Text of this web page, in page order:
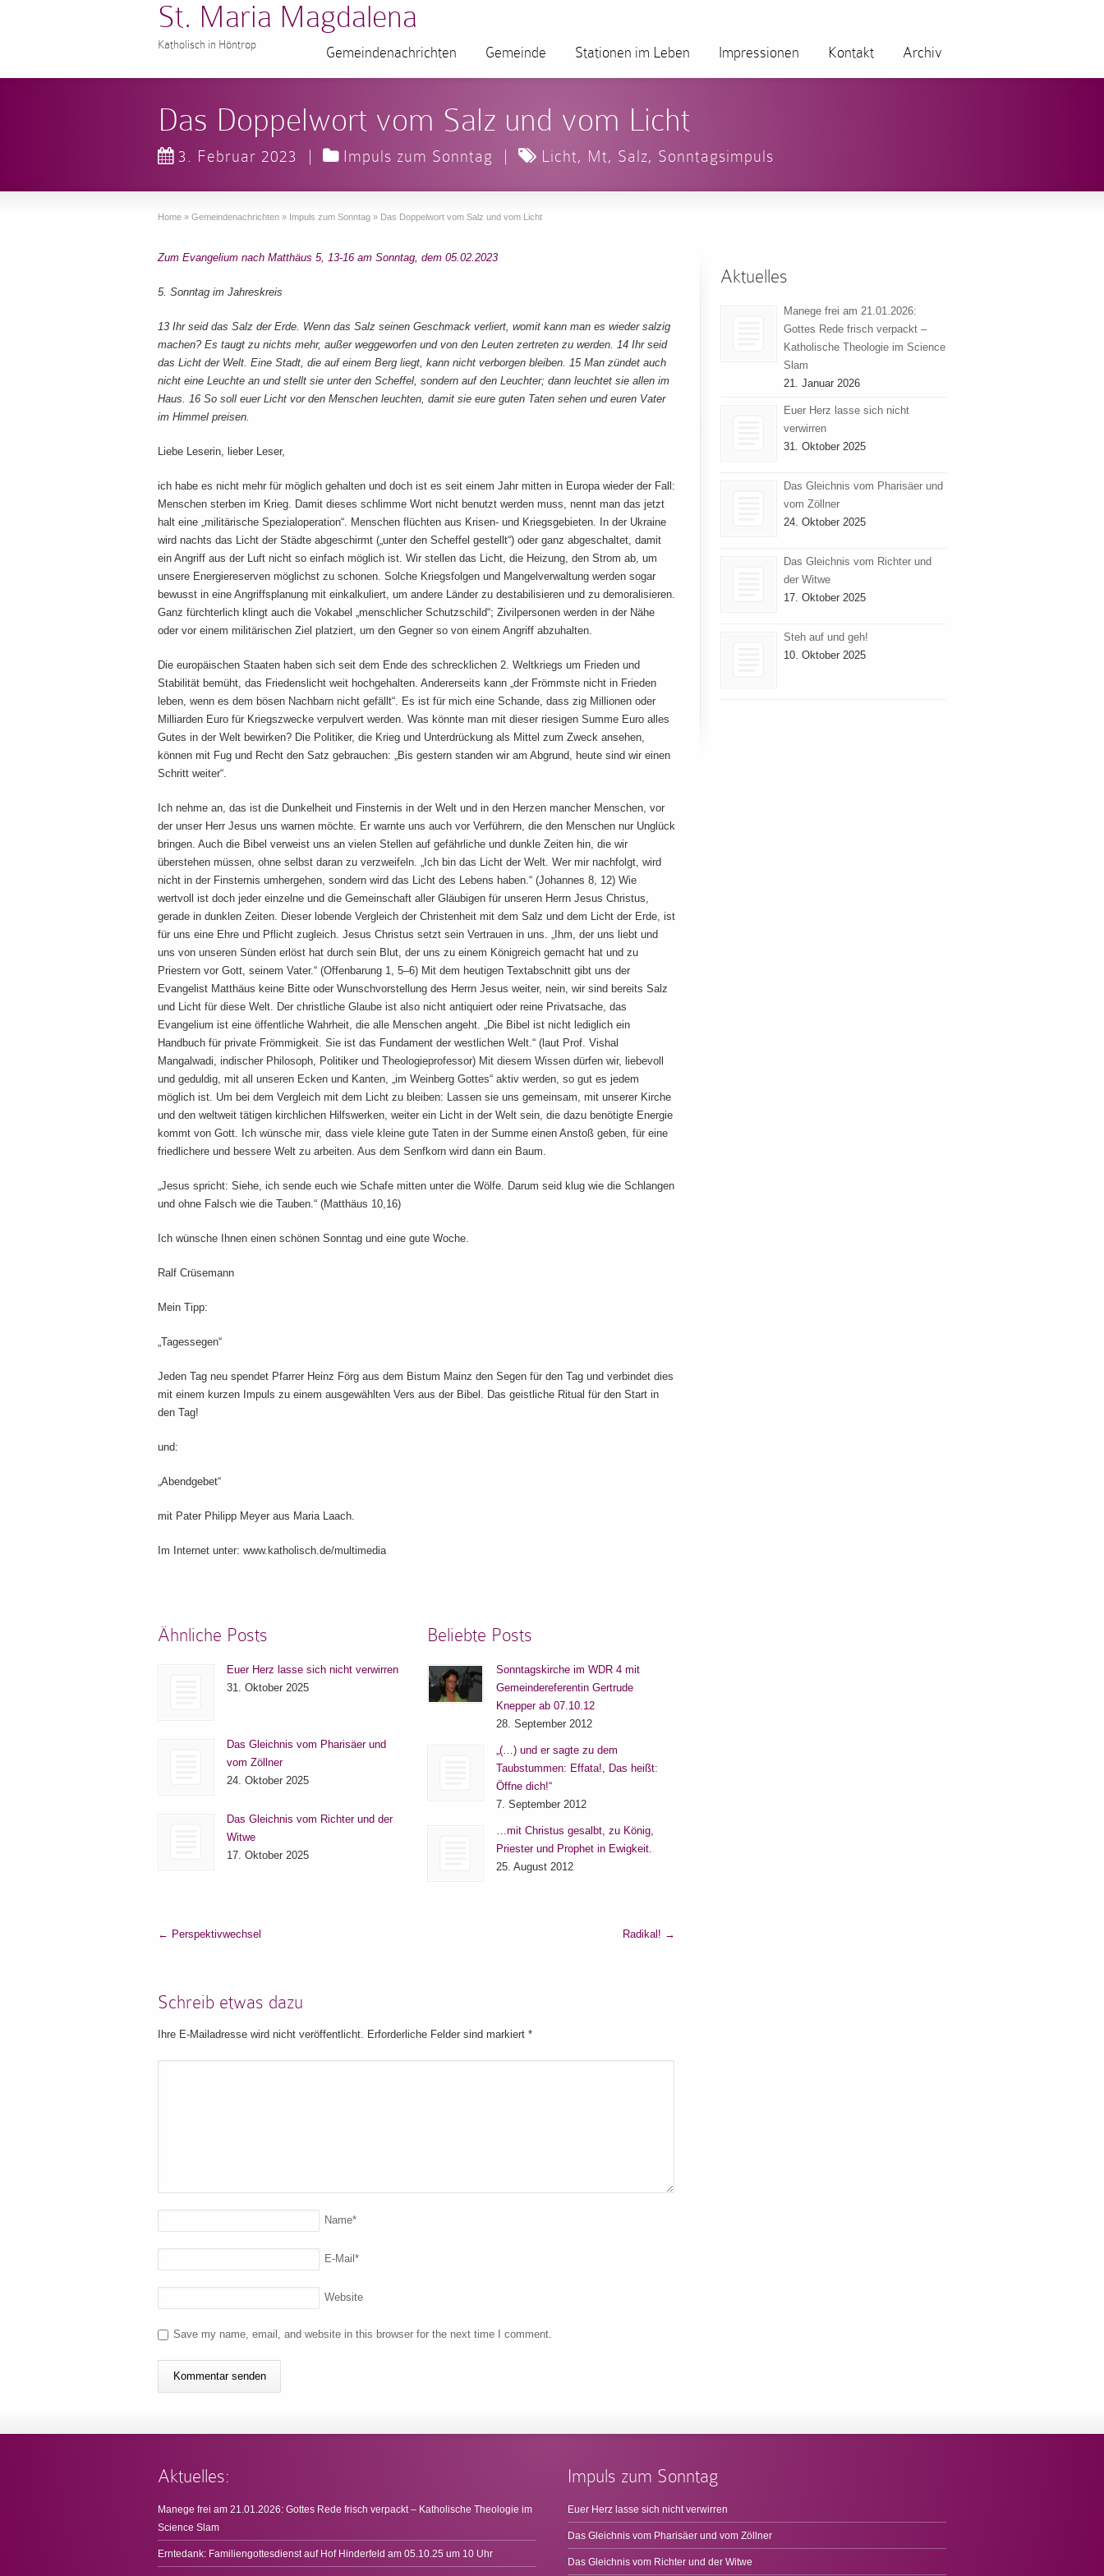
St. Maria Magdalena
Katholisch in Höntrop Gemeindenachrichten Gemeinde Stationen im Leben Impressionen Kontakt Archiv
Das Doppelwort vom Salz und vom Licht
3. Februar 2023 | Impuls zum Sonntag | Licht, Mt, Salz, Sonntagsimpuls
Home » Gemeindenachrichten » Impuls zum Sonntag » Das Doppelwort vom Salz und vom Licht
Zum Evangelium nach Matthäus 5, 13-16 am Sonntag, dem 05.02.2023
5. Sonntag im Jahreskreis
13 Ihr seid das Salz der Erde. Wenn das Salz seinen Geschmack verliert, womit kann man es wieder salzig
machen? Es taugt zu nichts mehr, außer weggeworfen und von den Leuten zertreten zu werden. 14 Ihr seid
das Licht der Welt. Eine Stadt, die auf einem Berg liegt, kann nicht verborgen bleiben. 15 Man zündet auch
nicht eine Leuchte an und stellt sie unter den Scheffel, sondern auf den Leuchter; dann leuchtet sie allen im
Haus. 16 So soll euer Licht vor den Menschen leuchten, damit sie eure guten Taten sehen und euren Vater
im Himmel preisen.
Liebe Leserin, lieber Leser,
ich habe es nicht mehr für möglich gehalten und doch ist es seit einem Jahr mitten in Europa wieder der Fall:
Menschen sterben im Krieg. Damit dieses schlimme Wort nicht benutzt werden muss, nennt man das jetzt
halt eine „militärische Spezialoperation“. Menschen flüchten aus Krisen- und Kriegsgebieten. In der Ukraine
wird nachts das Licht der Städte abgeschirmt („unter den Scheffel gestellt“) oder ganz abgeschaltet, damit
ein Angriff aus der Luft nicht so einfach möglich ist. Wir stellen das Licht, die Heizung, den Strom ab, um
unsere Energiereserven möglichst zu schonen. Solche Kriegsfolgen und Mangelverwaltung werden sogar
bewusst in eine Angriffsplanung mit einkalkuliert, um andere Länder zu destabilisieren und zu demoralisieren.
Ganz fürchterlich klingt auch die Vokabel „menschlicher Schutzschild“; Zivilpersonen werden in der Nähe
oder vor einem militärischen Ziel platziert, um den Gegner so von einem Angriff abzuhalten.
Die europäischen Staaten haben sich seit dem Ende des schrecklichen 2. Weltkriegs um Frieden und
Stabilität bemüht, das Friedenslicht weit hochgehalten. Andererseits kann „der Frömmste nicht in Frieden
leben, wenn es dem bösen Nachbarn nicht gefällt“. Es ist für mich eine Schande, dass zig Millionen oder
Milliarden Euro für Kriegszwecke verpulvert werden. Was könnte man mit dieser riesigen Summe Euro alles
Gutes in der Welt bewirken? Die Politiker, die Krieg und Unterdrückung als Mittel zum Zweck ansehen,
können mit Fug und Recht den Satz gebrauchen: „Bis gestern standen wir am Abgrund, heute sind wir einen
Schritt weiter“.
Ich nehme an, das ist die Dunkelheit und Finsternis in der Welt und in den Herzen mancher Menschen, vor
der unser Herr Jesus uns warnen möchte. Er warnte uns auch vor Verführern, die den Menschen nur Unglück
bringen. Auch die Bibel verweist uns an vielen Stellen auf gefährliche und dunkle Zeiten hin, die wir
überstehen müssen, ohne selbst daran zu verzweifeln. „Ich bin das Licht der Welt. Wer mir nachfolgt, wird
nicht in der Finsternis umhergehen, sondern wird das Licht des Lebens haben.“ (Johannes 8, 12) Wie
wertvoll ist doch jeder einzelne und die Gemeinschaft aller Gläubigen für unseren Herrn Jesus Christus,
gerade in dunklen Zeiten. Dieser lobende Vergleich der Christenheit mit dem Salz und dem Licht der Erde, ist
für uns eine Ehre und Pflicht zugleich. Jesus Christus setzt sein Vertrauen in uns. „Ihm, der uns liebt und
uns von unseren Sünden erlöst hat durch sein Blut, der uns zu einem Königreich gemacht hat und zu
Priestern vor Gott, seinem Vater.“ (Offenbarung 1, 5–6) Mit dem heutigen Textabschnitt gibt uns der
Evangelist Matthäus keine Bitte oder Wunschvorstellung des Herrn Jesus weiter, nein, wir sind bereits Salz
und Licht für diese Welt. Der christliche Glaube ist also nicht antiquiert oder reine Privatsache, das
Evangelium ist eine öffentliche Wahrheit, die alle Menschen angeht. „Die Bibel ist nicht lediglich ein
Handbuch für private Frömmigkeit. Sie ist das Fundament der westlichen Welt.“ (laut Prof. Vishal
Mangalwadi, indischer Philosoph, Politiker und Theologieprofessor) Mit diesem Wissen dürfen wir, liebevoll
und geduldig, mit all unseren Ecken und Kanten, „im Weinberg Gottes“ aktiv werden, so gut es jedem
möglich ist. Um bei dem Vergleich mit dem Licht zu bleiben: Lassen sie uns gemeinsam, mit unserer Kirche
und den weltweit tätigen kirchlichen Hilfswerken, weiter ein Licht in der Welt sein, die dazu benötigte Energie
kommt von Gott. Ich wünsche mir, dass viele kleine gute Taten in der Summe einen Anstoß geben, für eine
friedlichere und bessere Welt zu arbeiten. Aus dem Senfkorn wird dann ein Baum.
„Jesus spricht: Siehe, ich sende euch wie Schafe mitten unter die Wölfe. Darum seid klug wie die Schlangen
und ohne Falsch wie die Tauben.“ (Matthäus 10,16)
Ich wünsche Ihnen einen schönen Sonntag und eine gute Woche.
Ralf Crüsemann
Mein Tipp:
„Tagessegen“
Jeden Tag neu spendet Pfarrer Heinz Förg aus dem Bistum Mainz den Segen für den Tag und verbindet dies
mit einem kurzen Impuls zu einem ausgewählten Vers aus der Bibel. Das geistliche Ritual für den Start in
den Tag!
und:
„Abendgebet“
mit Pater Philipp Meyer aus Maria Laach.
Im Internet unter: www.katholisch.de/multimedia
Ähnliche Posts
Euer Herz lasse sich nicht verwirren
31. Oktober 2025
Das Gleichnis vom Pharisäer und
vom Zöllner
24. Oktober 2025
Das Gleichnis vom Richter und der
Witwe
17. Oktober 2025
Beliebte Posts
Sonntagskirche im WDR 4 mit
Gemeindereferentin Gertrude
Knepper ab 07.10.12
28. September 2012
„(…) und er sagte zu dem
Taubstummen: Effata!, Das heißt:
Öffne dich!“
7. September 2012
…mit Christus gesalbt, zu König,
Priester und Prophet in Ewigkeit.
25. August 2012
← Perspektivwechsel Radikal! →
Schreib etwas dazu
Ihre E-Mailadresse wird nicht veröffentlicht. Erforderliche Felder sind markiert *
Name*
E-Mail*
Website
Save my name, email, and website in this browser for the next time I comment.
Aktuelles
Manege frei am 21.01.2026:
Gottes Rede frisch verpackt –
Katholische Theologie im Science
Slam
21. Januar 2026
Euer Herz lasse sich nicht
verwirren
31. Oktober 2025
Das Gleichnis vom Pharisäer und
vom Zöllner
24. Oktober 2025
Das Gleichnis vom Richter und
der Witwe
17. Oktober 2025
Steh auf und geh!
10. Oktober 2025
Aktuelles:
Manege frei am 21.01.2026: Gottes Rede frisch verpackt – Katholische Theologie im
Science Slam
Erntedank: Familiengottesdienst auf Hof Hinderfeld am 05.10.25 um 10 Uhr
Impuls zum Sonntag
Euer Herz lasse sich nicht verwirren
Das Gleichnis vom Pharisäer und vom Zöllner
Das Gleichnis vom Richter und der Witwe